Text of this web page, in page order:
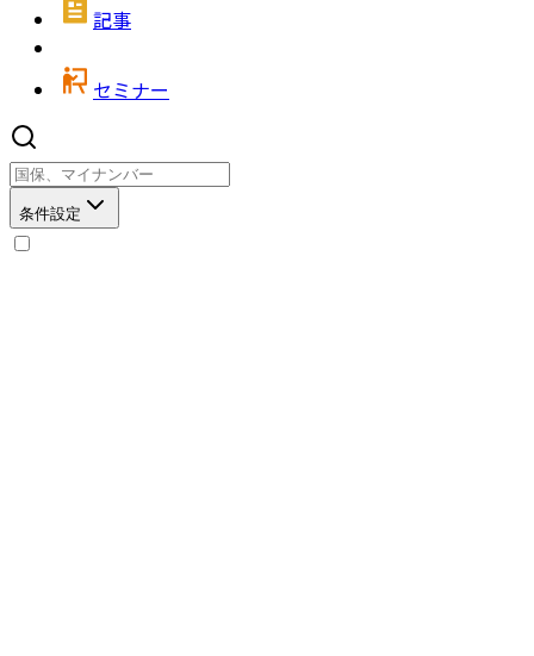
記事
セミナー
条件設定